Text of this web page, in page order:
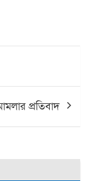
প্রতিবাদ